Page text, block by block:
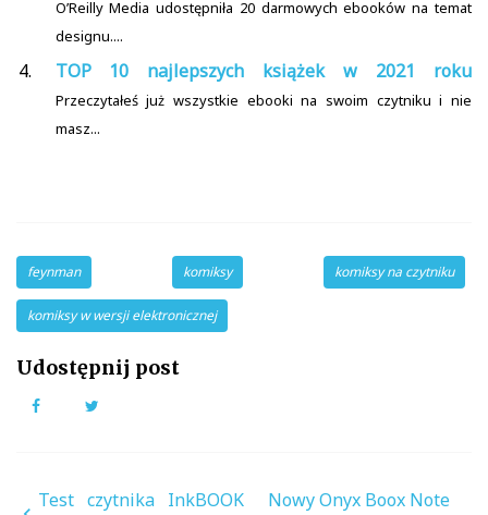
O’Reilly Media udostępniła 20 darmowych ebooków na temat
designu....
TOP 10 najlepszych książek w 2021 roku
Przeczytałeś już wszystkie ebooki na swoim czytniku i nie
masz...
feynman komiksy komiksy na czytniku
komiksy w wersji elektronicznej
Udostępnij post
Facebook
Nawigacja
Test czytnika InkBOOK
Nowy Onyx Boox Note